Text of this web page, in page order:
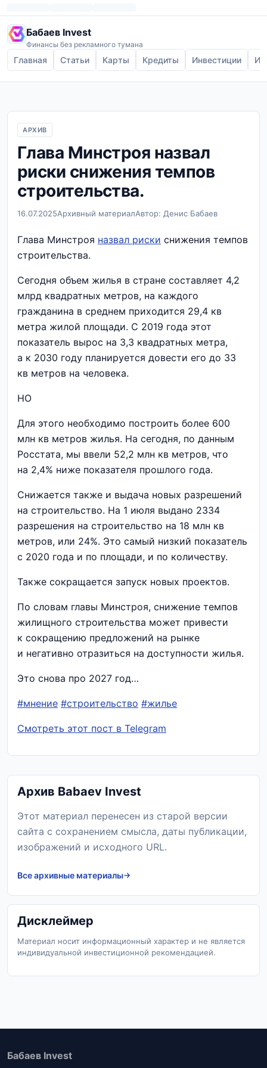
Бабаев Invest
Финансы без рекламного тумана
Главная Статьи Карты Кредиты Инвестиции
АРХИВ
Глава Минстроя назвал
риски снижения темпов
строительства.
16.07.2025Архивный материалАвтор: Денис Бабаев
Глава Минстроя назвал риски снижения темпов
строительства.
Сегодня объем жилья в стране составляет 4,2
млрд квадратных метров, на каждого
гражданина в среднем приходится 29,4 кв
метра жилой площади. С 2019 года этот
показатель вырос на 3,3 квадратных метра,
а к 2030 году планируется довести его до 33
кв метров на человека.
НО
Для этого необходимо построить более 600
млн кв метров жилья. На сегодня, по данным
Росстата, мы ввели 52,2 млн кв метров, что
на 2,4% ниже показателя прошлого года.
Снижается также и выдача новых разрешений
на строительство. На 1 июля выдано 2334
разрешения на строительство на 18 млн кв
метров, или 24%. Это самый низкий показатель
с 2020 года и по площади, и по количеству.
Также сокращается запуск новых проектов.
По словам главы Минстроя, снижение темпов
жилищного строительства может привести
к сокращению предложений на рынке
и негативно отразиться на доступности жилья.
Это снова про 2027 год…
#мнение #строительство #жилье
Смотреть этот пост в Telegram
Архив Babaev Invest
Этот материал перенесен из старой версии
сайта с сохранением смысла, даты публикации,
изображений и исходного URL.
Все архивные материалы
Дисклеймер
Материал носит информационный характер и не является
индивидуальной инвестиционной рекомендацией.
Бабаев Invest